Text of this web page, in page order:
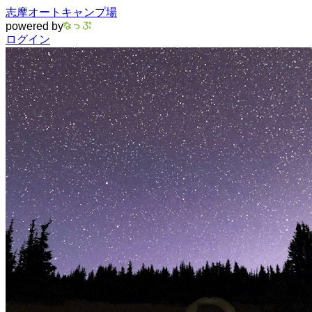
志摩オートキャンプ場
powered by
ログイン